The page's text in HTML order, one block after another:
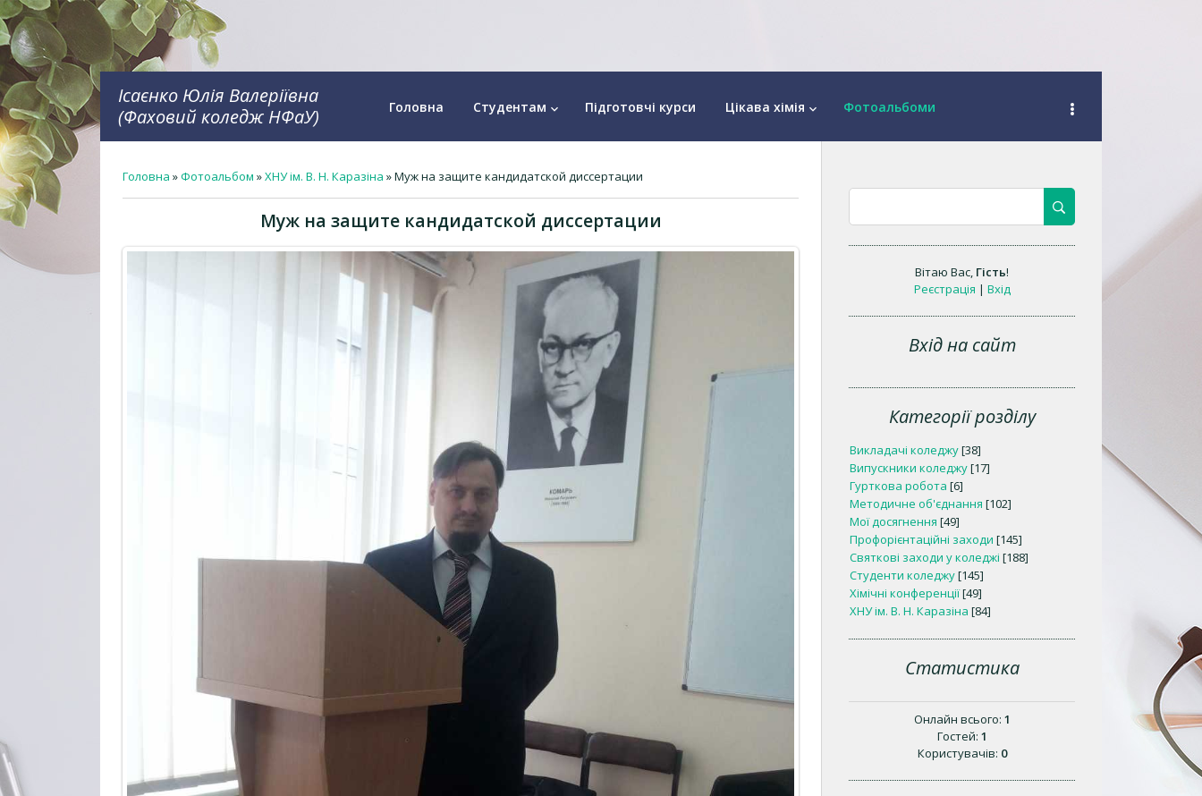
Ісаєнко Юлія Валеріївна
(Фаховий коледж НФаУ)
Головна Студентам keyboard_arrow_down Підготовчі курси Цікава хімія keyboard_arrow_down Фотоальбоми
Головна »Фотоальбом »ХНУ ім. В. Н. Каразіна » Муж на защите кандидатской диссертации
Муж на защите кандидатской диссертации
Вітаю Вас, Гість!
Реєстрація | Вхід
Вхід на сайт
Категорії розділу
Викладачі коледжу[38]
Випускники коледжу[17]
Гурткова робота [6]
Методичне об'єднання [102]
Мої досягнення [49]
Профорієнтаційні заходи [145]
Святкові заходи у коледжі [188]
Студенти коледжу[145]
Хімічні конференції[49]
ХНУ ім. В. Н. Каразіна [84]
Статистика
Онлайн всього: 1
Гостей: 1
Користувачів: 0